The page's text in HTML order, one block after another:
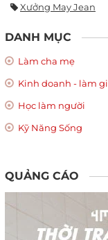
Xưởng May Jean
DANH MỤC
Làm cha mẹ
Kinh doanh - làm
Học làm người
Kỹ Năng Sống
QUẢNG CÁO